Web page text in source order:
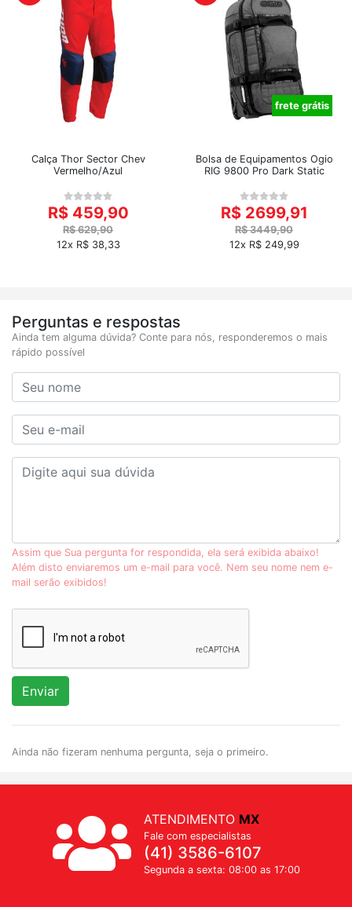
Calça Thor Sector Chev
Vermelho/Azul
R$ 459,90
R$ 629,90
12x R$ 38,33
frete grátis
Bolsa de Equipamentos Ogio
RIG 9800 Pro Dark Static
R$ 2699,91
R$ 3449,90
12x R$ 249,99
Perguntas e respostas
Ainda tem alguma dúvida? Conte para nós, responderemos o mais
rápido possível
Assim que Sua pergunta for respondida, ela será exibida abaixo!
Além disto enviaremos um e-mail para você. Nem seu nome nem e-
mail serão exibidos!
Enviar
Ainda não fizeram nenhuma pergunta, seja o primeiro.
ATENDIMENTO MX
Fale com especialistas
(41) 3586-6107
Segunda a sexta: 08:00 as 17:00